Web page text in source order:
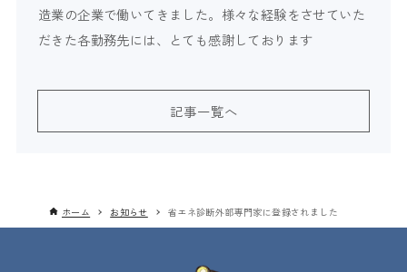
造業の企業で働いてきました。様々な経験をさせていた
だきた各勤務先には、とても感謝しております
記事一覧へ
ホーム お知らせ 省エネ診断外部専門家に登録されました